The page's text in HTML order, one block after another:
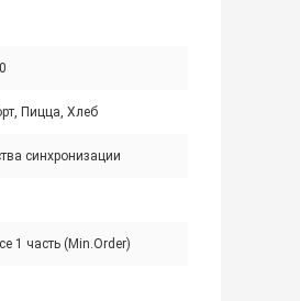
Пицца, Хлеб
синхронизации
1 часть (Min.Order)